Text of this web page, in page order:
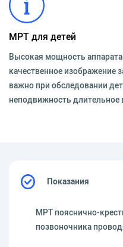
МРТ для детей
Высокая мощность
качественное изображение
важно при обследовании
неподвижность длительное
Показания
МРТ пояснично-
позвоночника